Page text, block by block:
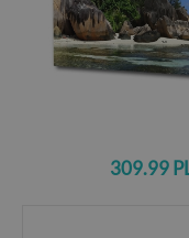
309.99